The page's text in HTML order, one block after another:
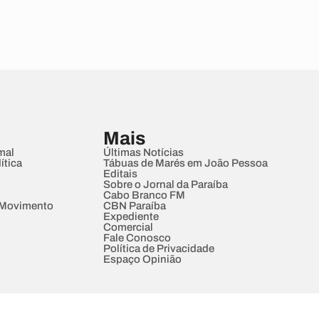
Mais
Últimas Notícias
Tábuas de Marés em João Pessoa
Editais
Sobre o Jornal da Paraíba
Cabo Branco FM
CBN Paraíba
Expediente
Comercial
Fale Conosco
Política de Privacidade
Espaço Opinião